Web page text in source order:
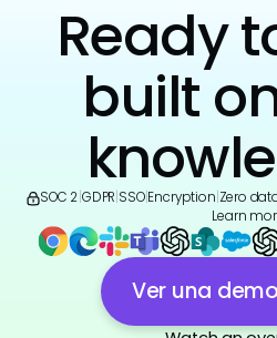
Ready
built
SOC 2 GDPR SSO|Encryption Zero
Learn
Ver una